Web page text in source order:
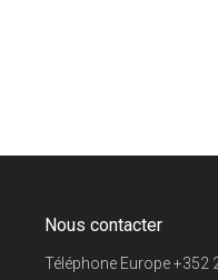
Nous contacter
Téléphone Europe+352